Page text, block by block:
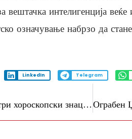
вештачка интелигенција веќе
означување набрзо да
LinkedIn Telegram
Доаѓаат големи пари: три хороскопски знаци ќе се збогатат на игри на среќа